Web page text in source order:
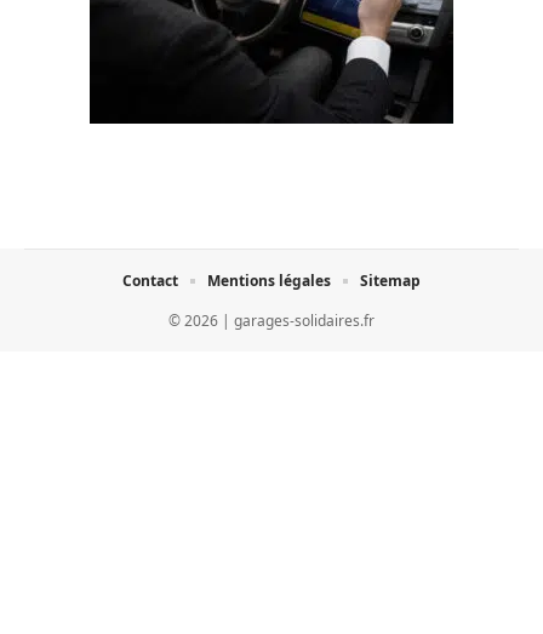
© 2026 | garages-solidaires.fr
Contact Mentions légales Sitemap